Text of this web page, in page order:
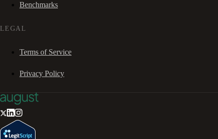
Benchmarks
LEGAL
Terms of Service
Privacy Policy